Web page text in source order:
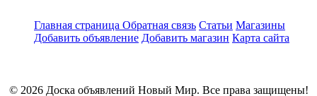
Главная страница Обратная связь Статьи Магазины
Добавить объявление Добавить магазин Карта сайта
© 2026 Доска объявлений Новый Мир. Все права защищены!